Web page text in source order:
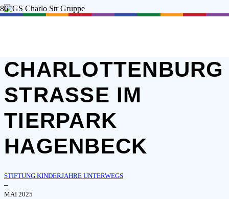
STRASSE IM T
IERPARK H
AGENBECK
STIFTUNG KINDERJAHRE UNTERWEGS
–
MAI 2025